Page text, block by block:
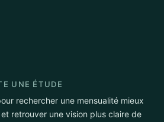
UNE ÉTUDE
rechercher une mensualité mieux
retrouver une vision plus claire de